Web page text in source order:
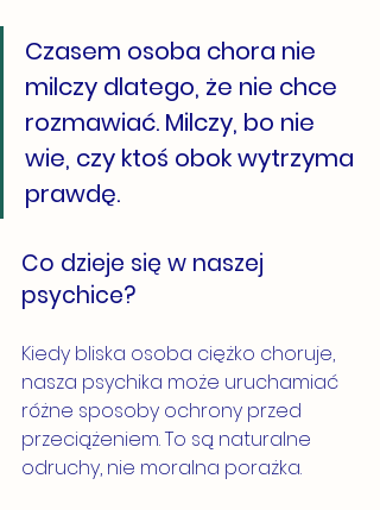
Czasem osoba chora nie
milczy dlatego, że nie chce
rozmawiać. Milczy, bo nie
wie, czy ktoś obok wytrzyma
prawdę.
Co dzieje się w naszej
psychice?
Kiedy bliska osoba ciężko choruje,
nasza psychika może uruchamiać
różne sposoby ochrony przed
przeciążeniem. To są naturalne
odruchy, nie moralna porażka.